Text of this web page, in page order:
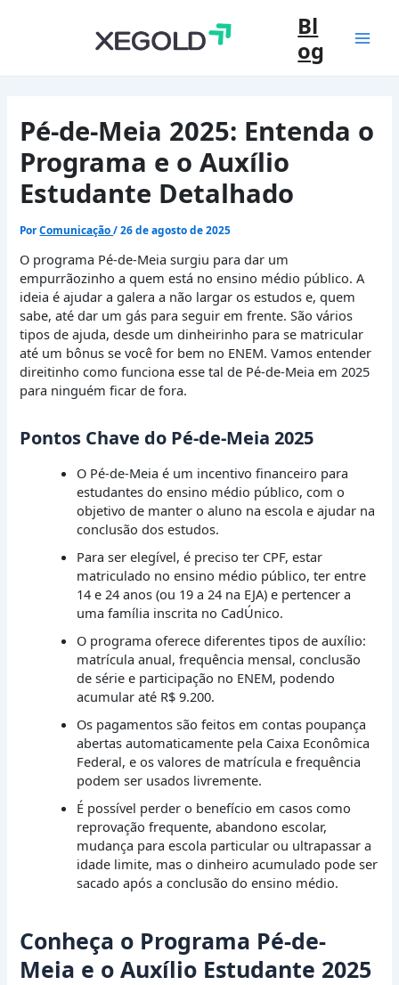
Bl
og
Pé-de-Meia 2025: Entenda o
Programa e o Auxílio
Estudante Detalhado
PorComunicação/26 de agosto de 2025
O programa Pé-de-Meia surgiu para dar um
empurrãozinho a quem está no ensino médio público. A
ideia é ajudar a galera a não largar os estudos e, quem
sabe, até dar um gás para seguir em frente. São vários
tipos de ajuda, desde um dinheirinho para se matricular
até um bônus se você for bem no ENEM. Vamos entender
direitinho como funciona esse tal de Pé-de-Meia em 2025
para ninguém ficar de fora.
Pontos Chave do Pé-de-Meia 2025
O Pé-de-Meia é um incentivo financeiro para
estudantes do ensino médio público, com o
objetivo de manter o aluno na escola e ajudar na
conclusão dos estudos.
Para ser elegível, é preciso ter CPF, estar
matriculado no ensino médio público, ter entre
14 e 24 anos (ou 19 a 24 na EJA) e pertencer a
uma família inscrita no CadÚnico.
O programa oferece diferentes tipos de auxílio:
matrícula anual, frequência mensal, conclusão
de série e participação no ENEM, podendo
acumular até R$ 9.200.
Os pagamentos são feitos em contas poupança
abertas automaticamente pela Caixa Econômica
Federal, e os valores de matrícula e frequência
podem ser usados livremente.
É possível perder o benefício em casos como
reprovação frequente, abandono escolar,
mudança para escola particular ou ultrapassar a
idade limite, mas o dinheiro acumulado pode ser
sacado após a conclusão do ensino médio.
Conheça o Programa Pé-de-
Meia e o Auxílio Estudante 2025